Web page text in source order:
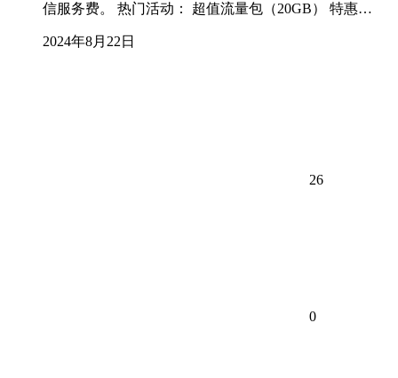
信服务费。 热门活动： 超值流量包（20GB） 特惠…
2024年8月22日
26
0